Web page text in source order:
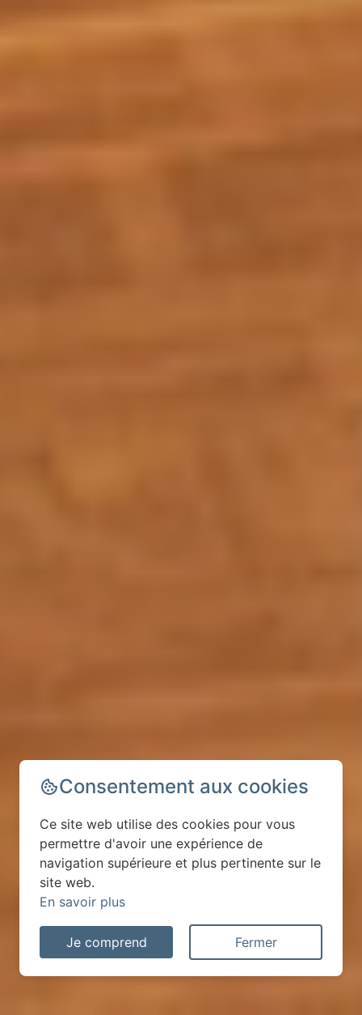
Consentement aux cookies
Ce site web utilise des cookies pour vous
permettre d'avoir une expérience de
navigation supérieure et plus pertinente sur le
site web.
En savoir plus
Je comprend Fermer